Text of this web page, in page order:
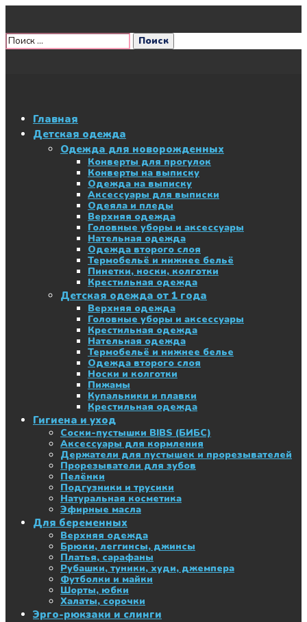
Главная
Детская одежда
Одежда для новорожденных
Конверты для прогулок
Конверты на выписку
Одежда на выписку
Аксессуары для выписки
Одеяла и пледы
Верхняя одежда
Головные уборы и аксессуары
Нательная одежда
Одежда второго слоя
Термобельё и нижнее бельё
Пинетки, носки, колготки
Крестильная одежда
Детская одежда от 1 года
Верхняя одежда
Головные уборы и аксессуары
Крестильная одежда
Нательная одежда
Термобельё и нижнее белье
Одежда второго слоя
Носки и колготки
Пижамы
Купальники и плавки
Крестильная одежда
Гигиена и уход
Соски-пустышки BIBS (БИБС)
Аксессуары для кормления
Держатели для пустышек и прорезывателей
Прорезыватели для зубов
Пелёнки
Подгузники и трусики
Натуральная косметика
Эфирные масла
Для беременных
Верхняя одежда
Брюки, леггинсы, джинсы
Платья, сарафаны
Рубашки, туники, худи, джемпера
Футболки и майки
Шорты, юбки
Халаты, сорочки
Эрго-рюкзаки и слинги